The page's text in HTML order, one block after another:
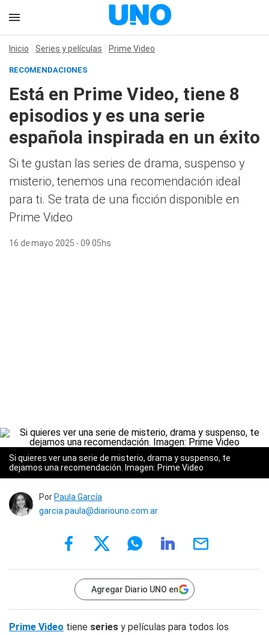
Inicio Series y películas Prime Video
RECOMENDACIONES
Está en Prime Video, tiene 8
episodios y es una serie
española inspirada en un éxito
Si te gustan las series de drama, suspenso y
misterio, tenemos una recomendación ideal
para ti. Se trata de una ficción disponible en
Prime Video
16 de mayo 2025 - 09:05hs
Si quieres ver una serie de misterio, drama y suspenso, te
dejamos una recomendación. Imagen: Prime Video
Por Paula García
garcia.paula@diariouno.com.ar
Agregar Diario UNO en
Prime Video tiene series y películas para todos los